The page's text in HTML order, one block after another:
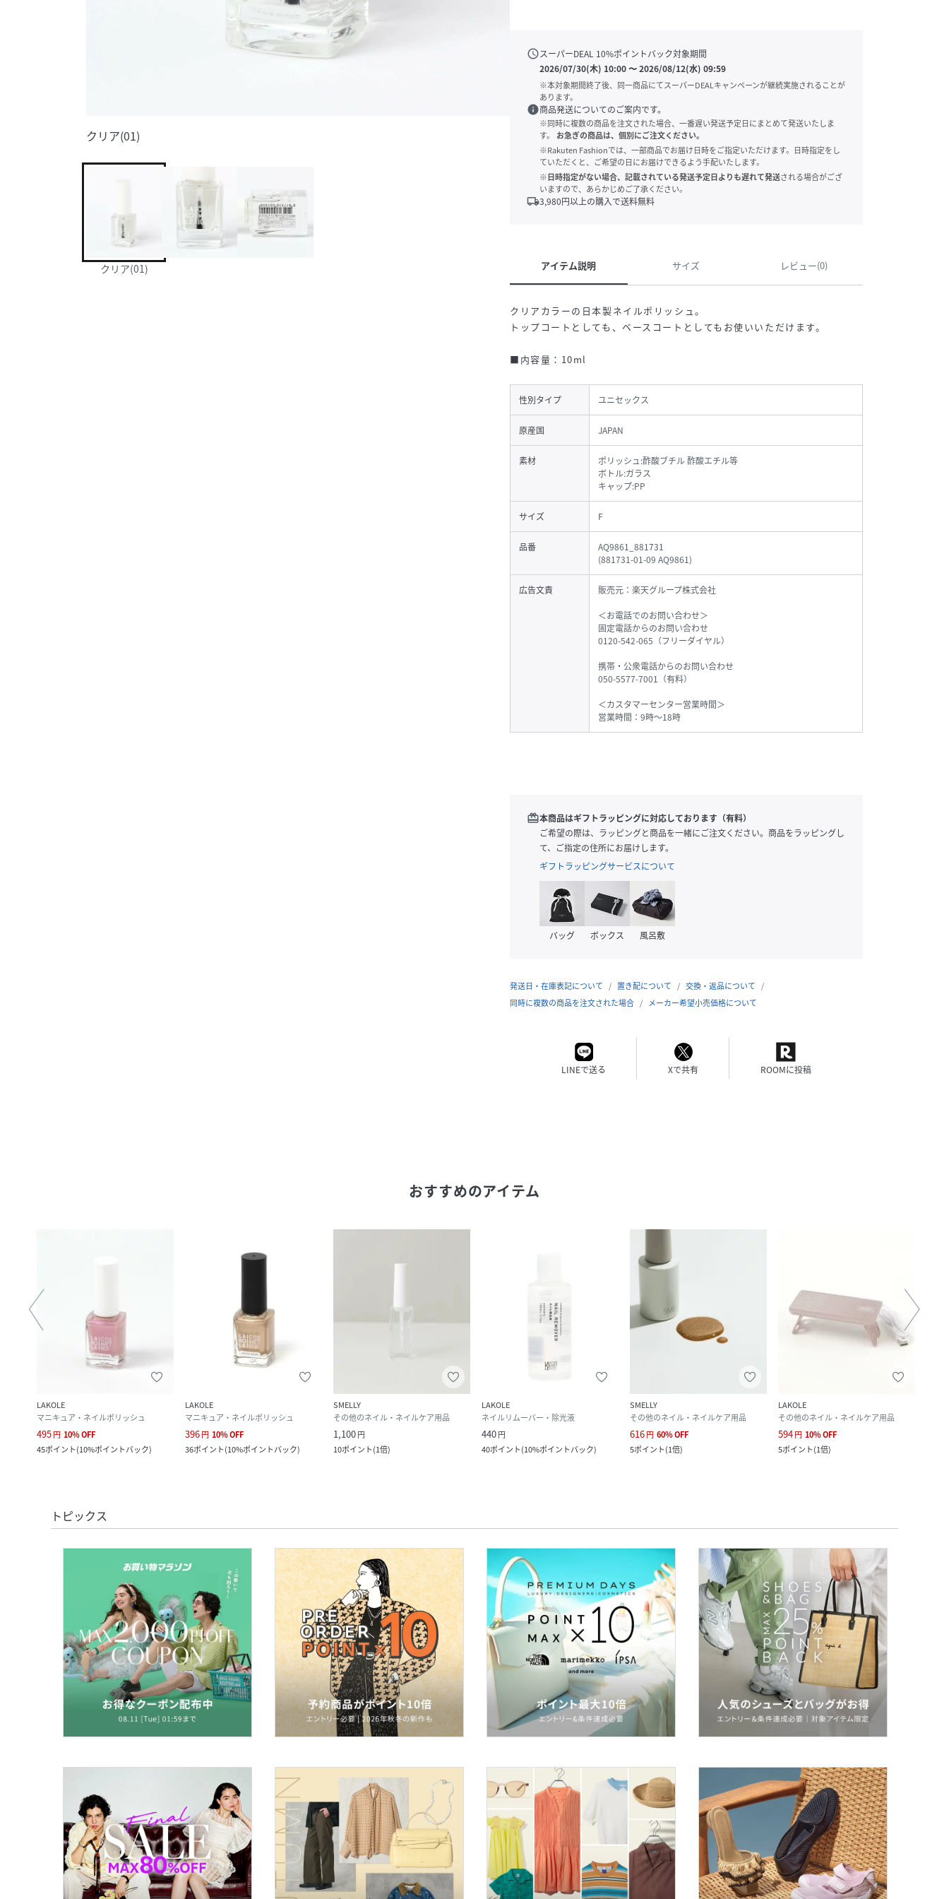
クリア(01)
クリア(01)
scheduleスーパーDEAL 10%ポイントバック対象期間
2026/07/30(木) 10:00〜2026/08/12(水) 09:59
※本対象期間終了後、同一商品にてスーパーDEALキャンペーンが継続実施されることが
あります。
info商品発送についてのご案内です。
※同時に複数の商品を注文された場合、一番遅い発送予定日にまとめて発送いたしま
す。
お急ぎの商品は、個別にご注文ください。
※Rakuten Fashionでは、一部商品でお届け日時をご指定いただけます。日時指定をし
ていただくと、ご希望の日にお届けできるよう手配いたします。
※日時指定がない場合、記載されている発送予定日よりも遅れて発送される場合がござ
いますので、あらかじめご了承ください。
local_shipping3,980円以上の購入で送料無料
アイテム説明 サイズ レビュー(0)
クリアカラーの日本製ネイルポリッシュ。
トップコートとしても、ベースコートとしてもお使いいただけます。
■内容量：10ml
性別タイプ ユニセックス
原産国 JAPAN
素材
ポリッシュ:酢酸ブチル 酢酸エチル等
ボトル:ガラス
キャップ:PP
サイズ F
品番
AQ9861_881731
(881731-01-09 AQ9861)
広告文責
販売元：楽天グループ株式会社
＜お電話でのお問い合わせ＞
固定電話からのお問い合わせ
0120-542-065（フリーダイヤル）
携帯・公衆電話からのお問い合わせ
050-5577-7001（有料）
＜カスタマーセンター営業時間＞
営業時間：9時～18時
redeem本商品はギフトラッピングに対応しております（有料）
ご希望の際は、ラッピングと商品を一緒にご注文ください。商品をラッピングし
て、ご指定の住所にお届けします。
ギフトラッピングサービスについて
バッグ ボックス 風呂敷
発送日・在庫表記について 置き配について
交換・返品について
同時に複数の商品を注文された場合
メーカー希望小売価格について
LINEで送る Xで共有 ROOMに投稿
おすすめのアイテム
LAKOLE
マニキュア・ネイルポリッシュ
495円 10%OFF
45ポイント(10%ポイントバック)
LAKOLE
マニキュア・ネイルポリッシュ
396円 10%OFF
36ポイント(10%ポイントバック)
SMELLY
その他のネイル・ネイルケア用品
1,100円
10ポイント(1倍)
LAKOLE
ネイルリムーバー・除光液
440円
40ポイント(10%ポイントバック)
SMELLY
その他のネイル・ネイルケア用品
616円 60%OFF
5ポイント(1倍)
LAKOLE
その他のネイル・ネイルケア用品
594円 10%OFF
5ポイント(1倍)
トピックス